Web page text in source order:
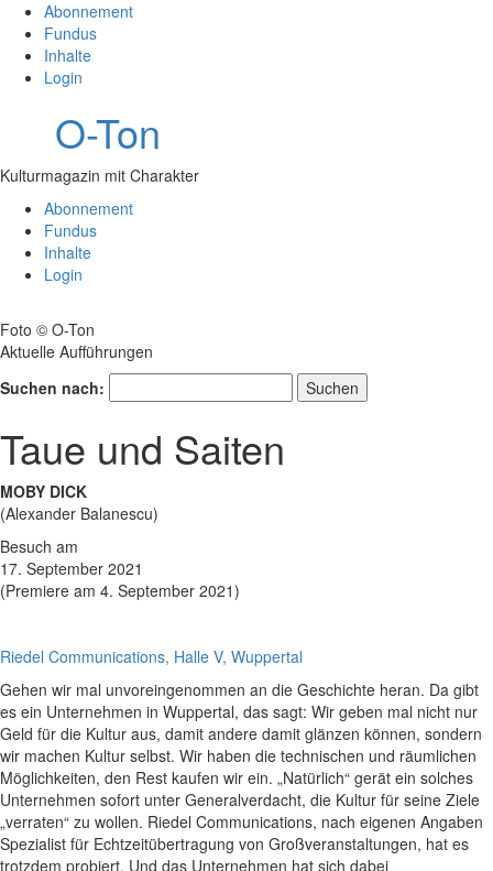
Abonnement
Fundus
Inhalte
Login
O-Ton
Kulturmagazin mit Charakter
Abonnement
Fundus
Inhalte
Login
Foto © O-Ton
Aktuelle Aufführungen
Suchen nach:
Taue und Saiten
MOBY DICK
(Alexander Balanescu)
Besuch am
17. September 2021
(Premiere am 4. September 2021)
Riedel Communications, Halle V, Wuppertal
Gehen wir mal unvoreingenommen an die Geschichte heran. Da gibt
es ein Unternehmen in Wuppertal, das sagt: Wir geben mal nicht nur
Geld für die Kultur aus, damit andere damit glänzen können, sondern
wir machen Kultur selbst. Wir haben die technischen und räumlichen
Möglichkeiten, den Rest kaufen wir ein. „Natürlich“ gerät ein solches
Unternehmen sofort unter Generalverdacht, die Kultur für seine Ziele
„verraten“ zu wollen. Riedel Communications, nach eigenen Angaben
Spezialist für Echtzeitübertragung von Großveranstaltungen, hat es
trotzdem probiert. Und das Unternehmen hat sich dabei